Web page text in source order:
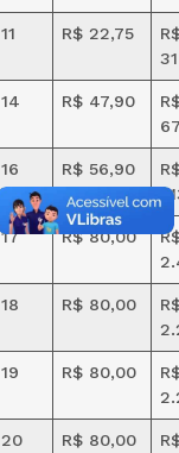
11 R$ 22,75
14 R$ 47,90
16 R$ 56,90
17 R$ 80,00
18 R$ 80,00
19 R$ 80,00
20 R$ 80,00